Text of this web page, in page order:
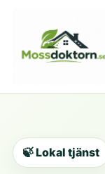
🍃 Lokal tjänst